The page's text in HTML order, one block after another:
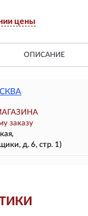
цены
ОПИСАНИЕ
заказу
д. 6, стр. 1)